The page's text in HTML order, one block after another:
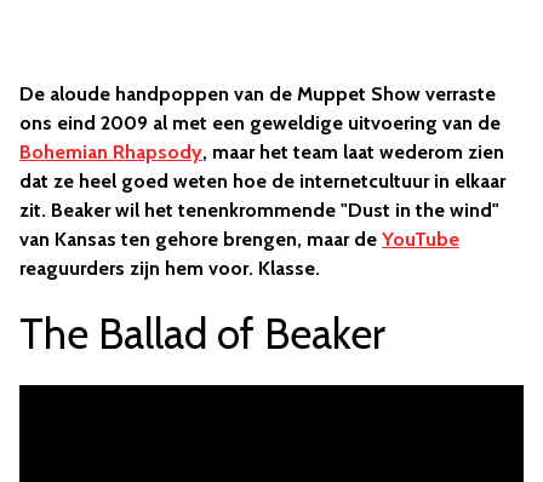
De aloude handpoppen van de Muppet Show verraste
ons eind 2009 al met een geweldige uitvoering van de
Bohemian Rhapsody, maar het team laat wederom zien
dat ze heel goed weten hoe de internetcultuur in elkaar
zit. Beaker wil het tenenkrommende "Dust in the wind"
van Kansas ten gehore brengen, maar de YouTube
reaguurders zijn hem voor. Klasse.
The Ballad of Beaker